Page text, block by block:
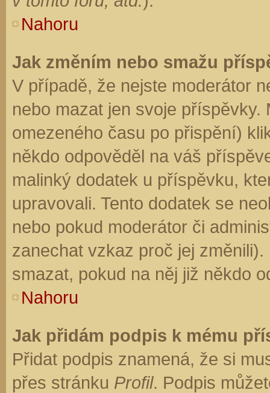
Nahoru
Jak změním nebo smažu
V případě, že nejste moderátor
nebo mazat jen svoje
omezeného času po přispění)
někdo odpověděl na váš
malinký dodatek u příspěvku,
upravovali. Tento dodatek se
nebo pokud moderátor či
zanechat vzkaz proč jej
smazat, pokud na něj již někdo
Nahoru
Jak přidám podpis k mému
Přidat podpis znamená, že si
přes stránku Profil. Podpis